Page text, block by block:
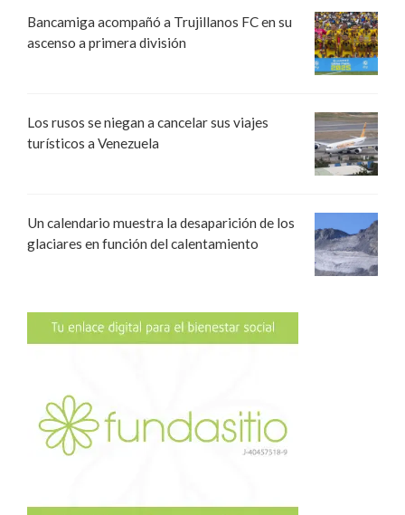
Bancamiga acompañó a Trujillanos FC en su
ascenso a primera división
Los rusos se niegan a cancelar sus viajes
turísticos a Venezuela
Un calendario muestra la desaparición de los
glaciares en función del calentamiento